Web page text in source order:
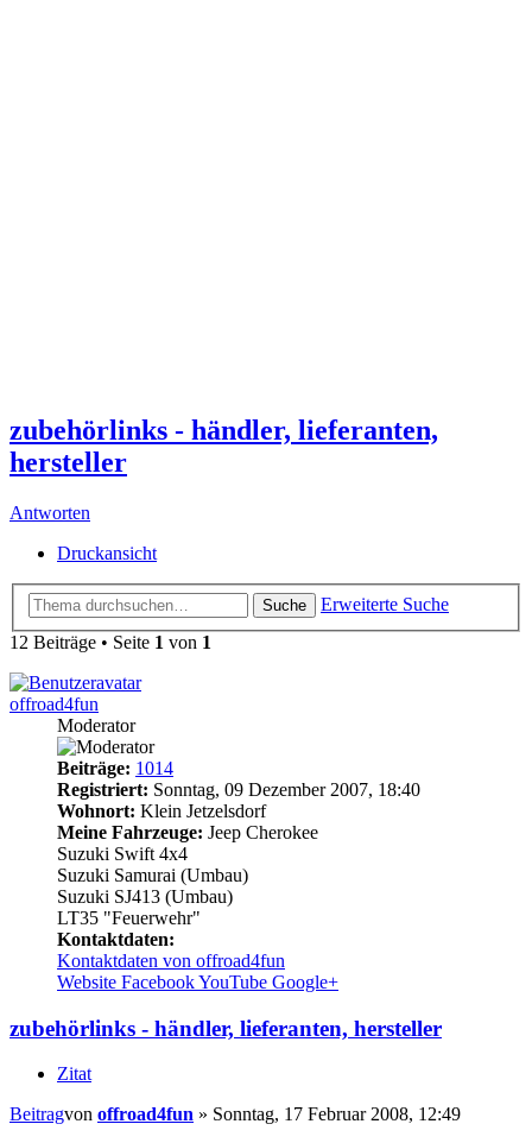
zubehörlinks - händler, lieferanten,
hersteller
Antworten
Druckansicht
Suche
Erweiterte Suche
12 Beiträge • Seite 1 von 1
offroad4fun
Moderator
Beiträge: 1014
Registriert: Sonntag, 09 Dezember 2007, 18:40
Wohnort: Klein Jetzelsdorf
Meine Fahrzeuge: Jeep Cherokee
Suzuki Swift 4x4
Suzuki Samurai (Umbau)
Suzuki SJ413 (Umbau)
LT35 "Feuerwehr"
Kontaktdaten:
Kontaktdaten von offroad4fun
Website FacebookYouTube Google+
zubehörlinks - händler, lieferanten, hersteller
Zitat
Beitragvon offroad4fun » Sonntag, 17 Februar 2008, 12:49